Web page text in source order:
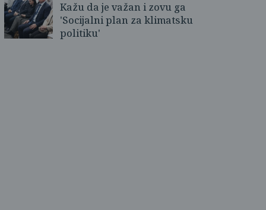
Kažu da je važan i zovu ga
'Socijalni plan za klimatsku
politiku'